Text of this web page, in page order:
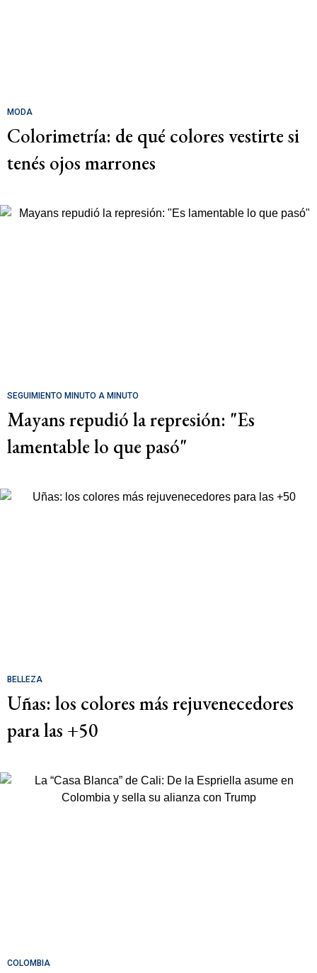
MODA
Colorimetría: de qué colores vestirte si
tenés ojos marrones
SEGUIMIENTO MINUTO A MINUTO
Mayans repudió la represión: "Es
lamentable lo que pasó"
BELLEZA
Uñas: los colores más rejuvenecedores
para las +50
COLOMBIA